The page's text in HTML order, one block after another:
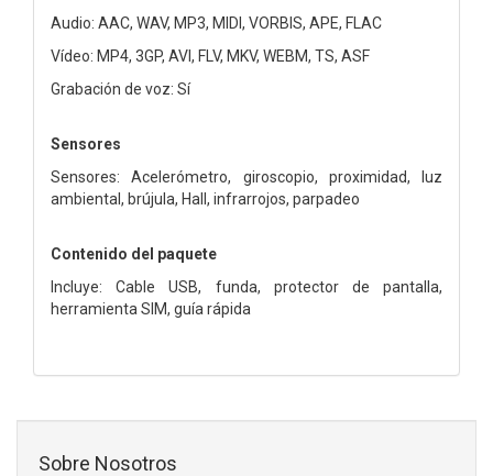
Audio: AAC, WAV, MP3, MIDI, VORBIS, APE, FLAC
Vídeo: MP4, 3GP, AVI, FLV, MKV, WEBM, TS, ASF
Grabación de voz: Sí
Sensores
Sensores: Acelerómetro, giroscopio, proximidad, luz
ambiental, brújula, Hall, infrarrojos, parpadeo
Contenido del paquete
Incluye: Cable USB, funda, protector de pantalla,
herramienta SIM, guía rápida
Sobre Nosotros